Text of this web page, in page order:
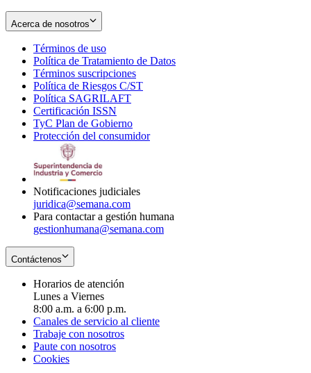
Acerca de nosotros
Términos de uso
in
new
window
Política de Tratamiento de Datos
Términos suscripciones
in
Política de Riesgos C/ST
Política SAGRILAFT
new
window
Certificación ISSN
in
new
TyC Plan de Gobierno
in
Protección del consumidorOpens
Notificaciones judiciales
juridica@semana.com
Para contactar a gestión humana
gestionhumana@semana.com
Contáctenos
Horarios de atención
Lunes a Viernes
8:00 a.m. a 6:00 p.m.
Canales de servicio al cliente
Trabaje con nosotros
Paute con nosotros
Cookies